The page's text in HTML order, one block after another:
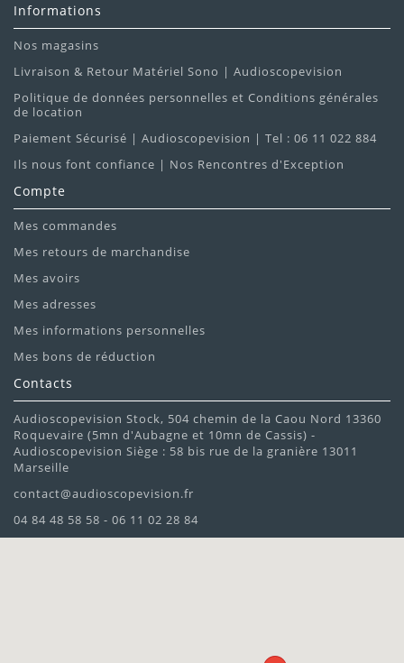
Informations
Nos magasins
Livraison & Retour Matériel Sono | Audioscopevision
Politique de données personnelles et Conditions générales
de location
Paiement Sécurisé | Audioscopevision | Tel : 06 11 022 884
Ils nous font confiance | Nos Rencontres d'Exception
Compte
Mes commandes
Mes retours de marchandise
Mes avoirs
Mes adresses
Mes informations personnelles
Mes bons de réduction
Contacts
Audioscopevision Stock, 504 chemin de la Caou Nord 13360
Roquevaire (5mn d'Aubagne et 10mn de Cassis) -
Audioscopevision Siège : 58 bis rue de la granière 13011
Marseille
contact@audioscopevision.fr
04 84 48 58 58 - 06 11 02 28 84